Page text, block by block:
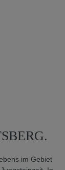
im Ge­biet